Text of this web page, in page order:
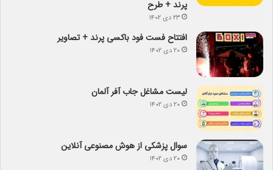
پرند + طرح
۲۳ دی ۱۴۰۲
افتتاح فست فود باکسی پرند + تصاویر
۲۰ دی ۱۴۰۲
لیست مشاغل جاب آفر آلمان
۲۰ دی ۱۴۰۲
سوال پزشکی از هوش مصنوعی آنلاین
۲۰ دی ۱۴۰۲